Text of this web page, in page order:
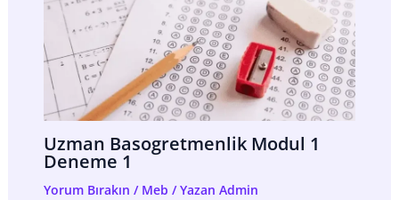
Uzman Basogretmenlik Modul 1
Deneme 1
Yorum Bırakın / Meb / Yazan Admin